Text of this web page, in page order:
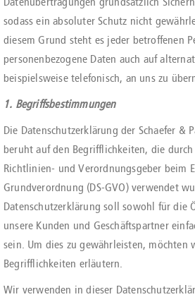
sodass ein absoluter Schutz nicht
diesem Grund steht es jeder betroffenen
personenbezogene Daten auch auf
beispielsweise telefonisch, an uns zu
1. Begriffsbestimmungen
Die Datenschutzerklärung der Schaefer &
beruht auf den Begrifflichkeiten, die durch
Richtlinien- und Verordnungsgeber beim
Grundverordnung (DS-GVO) verwendet
Datenschutzerklärung soll sowohl für die
unsere Kunden und Geschäftspartner
sein. Um dies zu gewährleisten, möchten
Begrifflichkeiten erläutern.
Wir verwenden in dieser